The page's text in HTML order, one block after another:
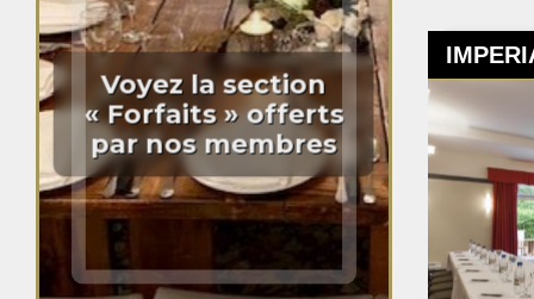
Voyez la section
« Forfaits » offerts
par nos membres